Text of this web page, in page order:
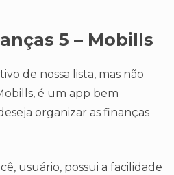
5 – Mobills
de nossa lista, mas não
é um app bem
organizar as finanças
usuário, possui a facilidade